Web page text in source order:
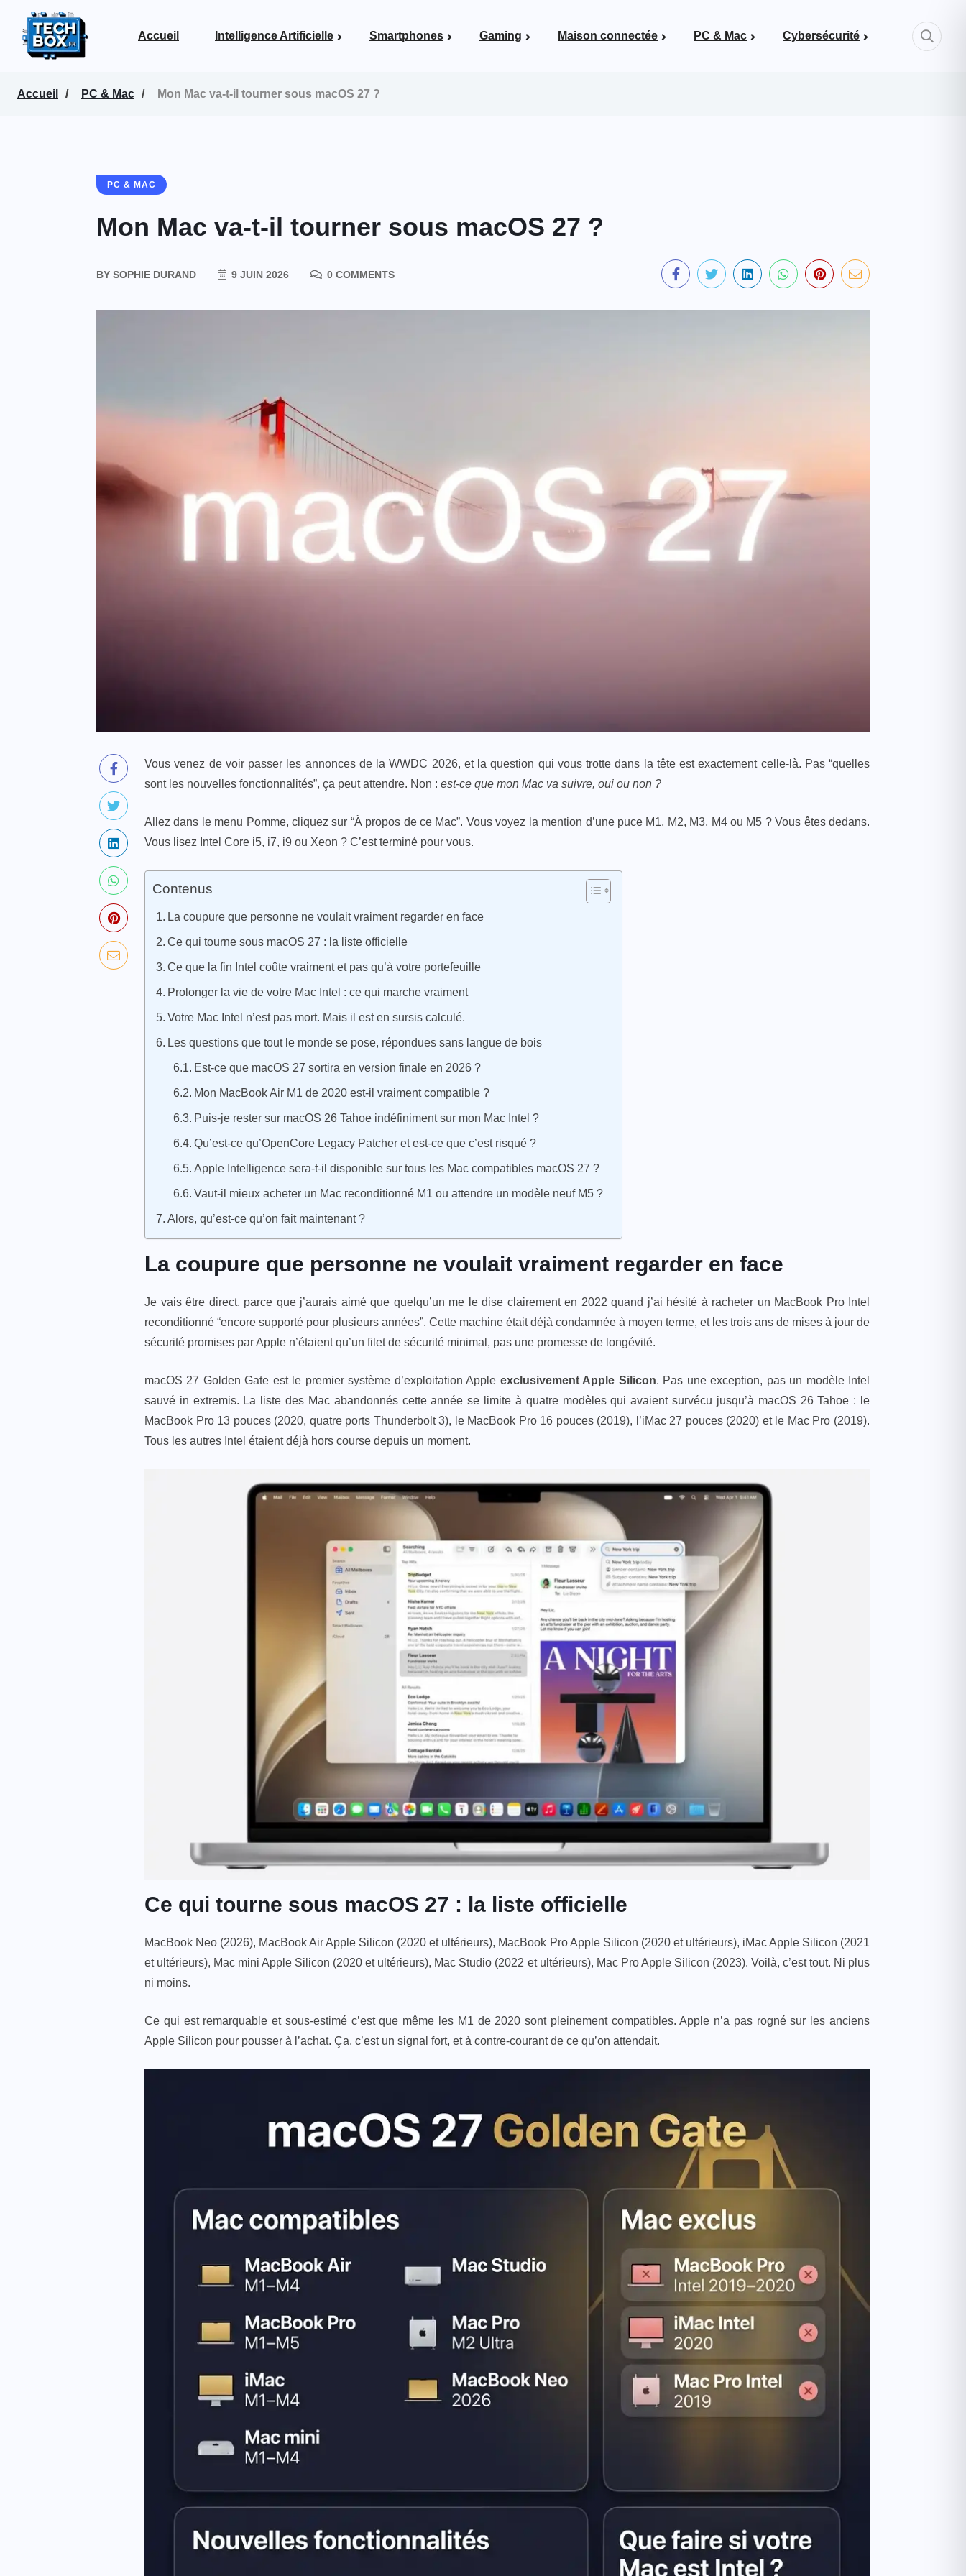
Accueil Intelligence Artificielle Smartphones Gaming Maison connectée PC & Mac Cybersécurité
Accueil PC & Mac Mon Mac va-t-il tourner sous macOS 27 ?
PC & MAC
Mon Mac va-t-il tourner sous macOS 27 ?
BY SOPHIE DURAND 9 JUIN 2026 0 COMMENTS
Vous venez de voir passer les annonces de la WWDC 2026, et la question qui vous trotte dans la tête est exactement celle-là. Pas “quelles
sont les nouvelles fonctionnalités”, ça peut attendre. Non : est-ce que mon Mac va suivre, oui ou non ?
Allez dans le menu Pomme, cliquez sur “À propos de ce Mac”. Vous voyez la mention d’une puce M1, M2, M3, M4 ou M5 ? Vous êtes dedans.
Vous lisez Intel Core i5, i7, i9 ou Xeon ? C’est terminé pour vous.
Contenus
La coupure que personne ne voulait vraiment regarder en face
Ce qui tourne sous macOS 27 : la liste officielle
Ce que la fin Intel coûte vraiment et pas qu’à votre portefeuille
Prolonger la vie de votre Mac Intel : ce qui marche vraiment
Votre Mac Intel n’est pas mort. Mais il est en sursis calculé.
Les questions que tout le monde se pose, répondues sans langue de bois
Est-ce que macOS 27 sortira en version finale en 2026 ?
Mon MacBook Air M1 de 2020 est-il vraiment compatible ?
Puis-je rester sur macOS 26 Tahoe indéfiniment sur mon Mac Intel ?
Qu’est-ce qu’OpenCore Legacy Patcher et est-ce que c’est risqué ?
Apple Intelligence sera-t-il disponible sur tous les Mac compatibles macOS 27 ?
Vaut-il mieux acheter un Mac reconditionné M1 ou attendre un modèle neuf M5 ?
Alors, qu’est-ce qu’on fait maintenant ?
La coupure que personne ne voulait vraiment regarder en face
Je vais être direct, parce que j’aurais aimé que quelqu’un me le dise clairement en 2022 quand j’ai hésité à racheter un MacBook Pro Intel
reconditionné “encore supporté pour plusieurs années”. Cette machine était déjà condamnée à moyen terme, et les trois ans de mises à jour de
sécurité promises par Apple n’étaient qu’un filet de sécurité minimal, pas une promesse de longévité.
macOS 27 Golden Gate est le premier système d’exploitation Apple exclusivement Apple Silicon. Pas une exception, pas un modèle Intel
sauvé in extremis. La liste des Mac abandonnés cette année se limite à quatre modèles qui avaient survécu jusqu’à macOS 26 Tahoe : le
MacBook Pro 13 pouces (2020, quatre ports Thunderbolt 3), le MacBook Pro 16 pouces (2019), l’iMac 27 pouces (2020) et le Mac Pro (2019).
Tous les autres Intel étaient déjà hors course depuis un moment.
Ce qui tourne sous macOS 27 : la liste officielle
MacBook Neo (2026), MacBook Air Apple Silicon (2020 et ultérieurs), MacBook Pro Apple Silicon (2020 et ultérieurs), iMac Apple Silicon (2021
et ultérieurs), Mac mini Apple Silicon (2020 et ultérieurs), Mac Studio (2022 et ultérieurs), Mac Pro Apple Silicon (2023). Voilà, c’est tout. Ni plus
ni moins.
Ce qui est remarquable et sous-estimé c’est que même les M1 de 2020 sont pleinement compatibles. Apple n’a pas rogné sur les anciens
Apple Silicon pour pousser à l’achat. Ça, c’est un signal fort, et à contre-courant de ce qu’on attendait.